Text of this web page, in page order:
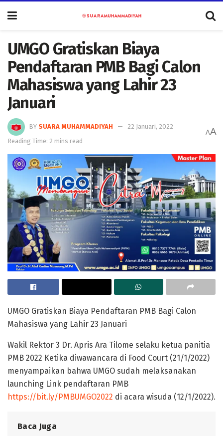
UMGO Gratiskan Biaya
Pendaftaran PMB Bagi Calon
Mahasiswa yang Lahir 23
Januari
BY SUARA MUHAMMADIYAH
22 Januari, 2022
Reading Time: 2 mins read
AA
UMGO Gratiskan Biaya Pendaftaran PMB Bagi Calon
Mahasiswa yang Lahir 23 Januari
Wakil Rektor 3 Dr. Apris Ara Tilome selaku ketua panitia
PMB 2022 Ketika diwawancara di Food Court (21/1/2022)
menyampaikan bahwa UMGO sudah melaksanakan
launching Link pendaftaran PMB
https://bit.ly/PMBUMGO2022 di acara wisuda (12/1/2022).
Baca Juga